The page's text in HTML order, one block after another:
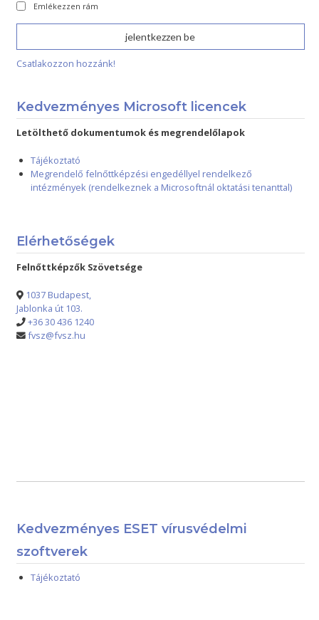
Emlékezzen rám
Csatlakozzon hozzánk!
Kedvezményes Microsoft licencek
Letölthető dokumentumok és megrendelőlapok
Tájékoztató
Megrendelő felnőttképzési engedéllyel rendelkező
intézmények (rendelkeznek a Microsoftnál oktatási tenanttal)
Elérhetőségek
Felnőttképzők Szövetsége
1037 Budapest,
Jablonka út 103.
+36 30 436 1240
fvsz@fvsz.hu
Kedvezményes ESET vírusvédelmi
szoftverek
Tájékoztató